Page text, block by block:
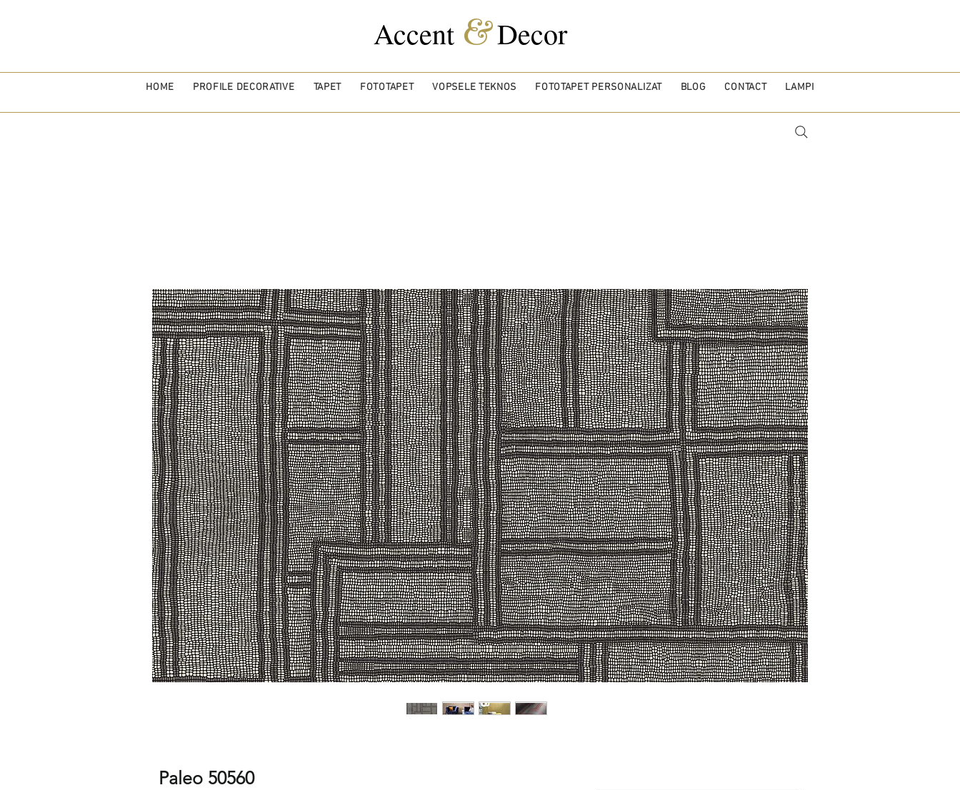
Accent &Decor
HOME PROFILE DECORATIVE TAPET FOTOTAPET VOPSELE TEKNOS FOTOTAPET PERSONALIZAT BLOG CONTACT LAMPI
Paleo 50560